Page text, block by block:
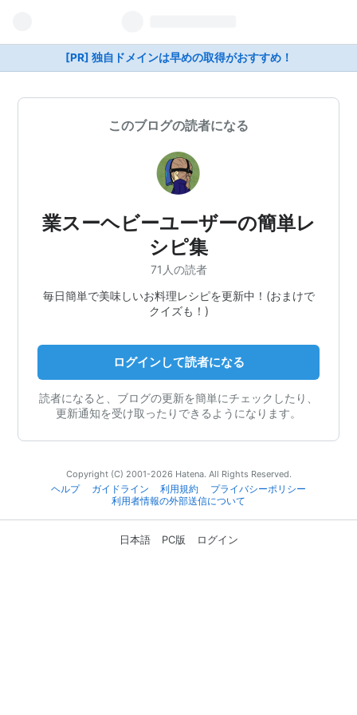
[PR] 独自ドメインは早めの取得がおすすめ！
このブログの読者になる
業スーヘビーユーザーの簡単レ
シピ集
71人の読者
毎日簡単で美味しいお料理レシピを更新中！(おまけで
クイズも！)
ログインして読者になる
読者になると、ブログの更新を簡単にチェックしたり、
更新通知を受け取ったりできるようになります。
Copyright (C) 2001-2026 Hatena. All Rights Reserved.
ヘルプ
ガイドライン 利用規約
プライバシーポリシー
利用者情報の外部送信について
日本語 PC版 ログイン